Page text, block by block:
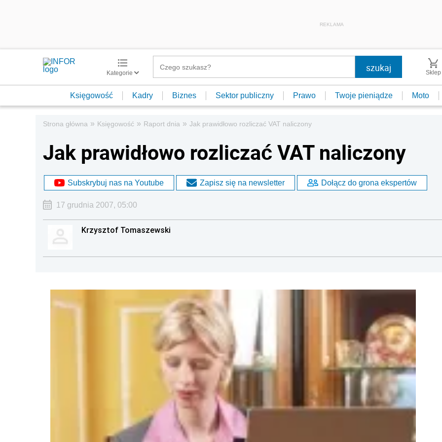
REKLAMA
Kategorie Sklep
Księgowość Kadry Biznes Sektor publiczny Prawo Twoje pieniądze Moto
Strona główna » Księgowość » Raport dnia » Jak prawidłowo rozliczać VAT naliczony
Jak prawidłowo rozliczać VAT naliczony
Subskrybuj nas na Youtube Zapisz się na newsletter Dołącz do grona ekspertów
17 grudnia 2007, 05:00
Krzysztof Tomaszewski